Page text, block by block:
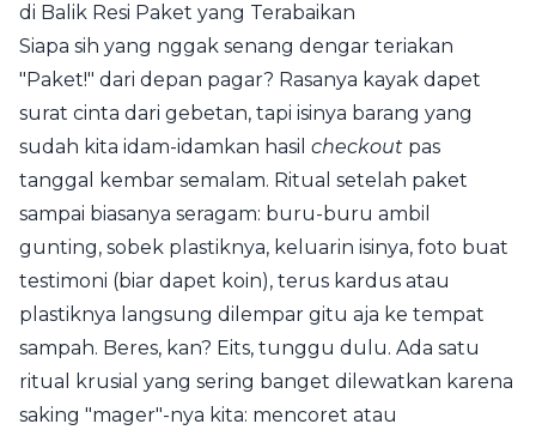
di Balik Resi Paket yang Terabaikan
Siapa sih yang nggak senang dengar teriakan
"Paket!" dari depan pagar? Rasanya kayak dapet
surat cinta dari gebetan, tapi isinya barang yang
sudah kita idam-idamkan hasil checkout pas
tanggal kembar semalam. Ritual setelah paket
sampai biasanya seragam: buru-buru ambil
gunting, sobek plastiknya, keluarin isinya, foto buat
testimoni (biar dapet koin), terus kardus atau
plastiknya langsung dilempar gitu aja ke tempat
sampah. Beres, kan? Eits, tunggu dulu. Ada satu
ritual krusial yang sering banget dilewatkan karena
saking "mager"-nya kita: mencoret atau